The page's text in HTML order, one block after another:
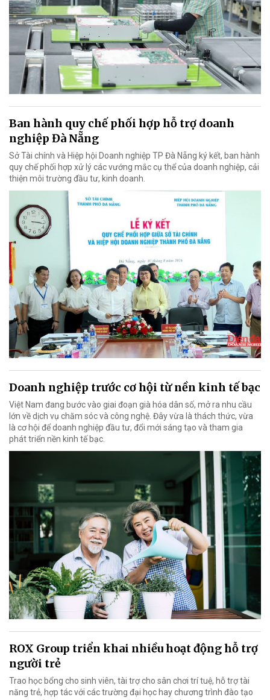
Ban hành quy chế phối hợp hỗ trợ doanh
nghiệp Đà Nẵng
Sở Tài chính và Hiệp hội Doanh nghiệp TP Đà Nẵng ký kết, ban hành
quy chế phối hợp xử lý các vướng mắc cụ thể của doanh nghiệp, cải
thiện môi trường đầu tư, kinh doanh.
Doanh nghiệp trước cơ hội từ nền kinh tế bạc
Việt Nam đang bước vào giai đoạn già hóa dân số, mở ra nhu cầu
lớn về dịch vụ chăm sóc và công nghệ. Đây vừa là thách thức, vừa
là cơ hội để doanh nghiệp đầu tư, đổi mới sáng tạo và tham gia
phát triển nền kinh tế bạc.
ROX Group triển khai nhiều hoạt động hỗ trợ
người trẻ
Trao học bổng cho sinh viên, tài trợ cho sân chơi trí tuệ, hỗ trợ tài
năng trẻ, hợp tác với các trường đại học hay chương trình đào tạo